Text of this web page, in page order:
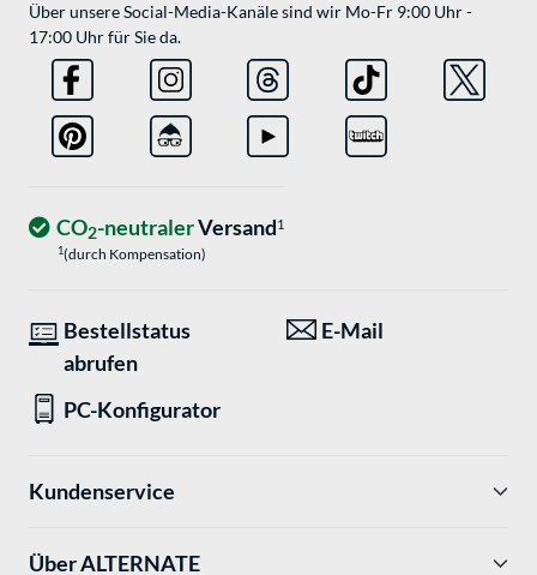
Über unsere Social-Media-Kanäle sind wir Mo-Fr 9:00 Uhr -
17:00 Uhr für Sie da.
CO2-neutralerVersand1
1(durch Kompensation)
Bestellstatus
abrufen
E-Mail
PC-Konfigurator
Kundenservice
Über ALTERNATE